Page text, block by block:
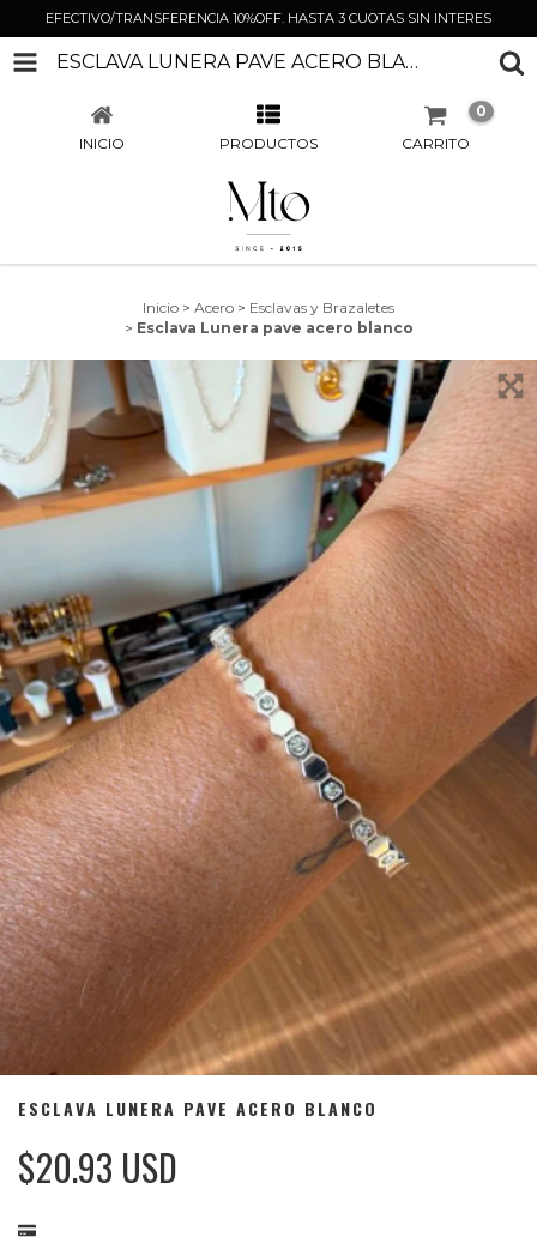
EFECTIVO/TRANSFERENCIA 10%OFF. HASTA 3 CUOTAS SIN INTERES
ESCLAVA LUNERA PAVE ACERO BLANCO
INICIO PRODUCTOS CARRITO
0
Inicio > Acero > Esclavas y Brazaletes
> Esclava Lunera pave acero blanco
ESCLAVA LUNERA PAVE ACERO BLANCO
$20.93 USD